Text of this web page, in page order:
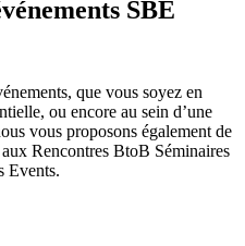
SBE
que vous soyez en
ou encore au sein d’une
vous proposons également de
Rencontres BtoB Séminaires
Events.